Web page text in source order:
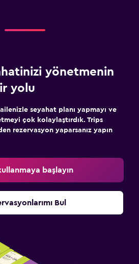
yönetmenin
yolu
seyahat planı yapmayı ve
çok kolaylaştırdık. Trips
rezervasyon yaparsanız yapın
başlayın
Bul